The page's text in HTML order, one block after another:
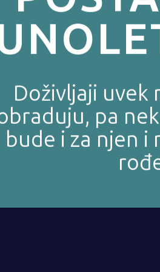
Doživljaji uvek
pa
bude i za njen i